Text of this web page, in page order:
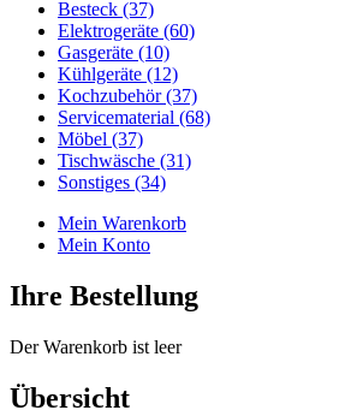
Besteck (37)
Elektrogeräte (60)
Gasgeräte (10)
Kühlgeräte (12)
Kochzubehör (37)
Servicematerial (68)
Möbel (37)
Tischwäsche (31)
Sonstiges (34)
Mein Warenkorb
Mein Konto
Ihre Bestellung
Der Warenkorb ist leer
Übersicht